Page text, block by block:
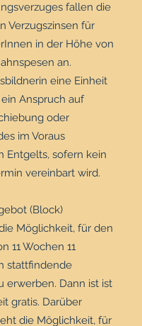
fallen die
Verzugszinsen für
in der Höhe von
an.
eine Einheit
Anspruch auf
oder
im Voraus
Entgelts, sofern kein
vereinbart wird.
(Block)
Möglichkeit, für den
11 Wochen 11
stattfindende
erwerben. Dann ist ist
gratis. Darüber
die Möglichkeit, für